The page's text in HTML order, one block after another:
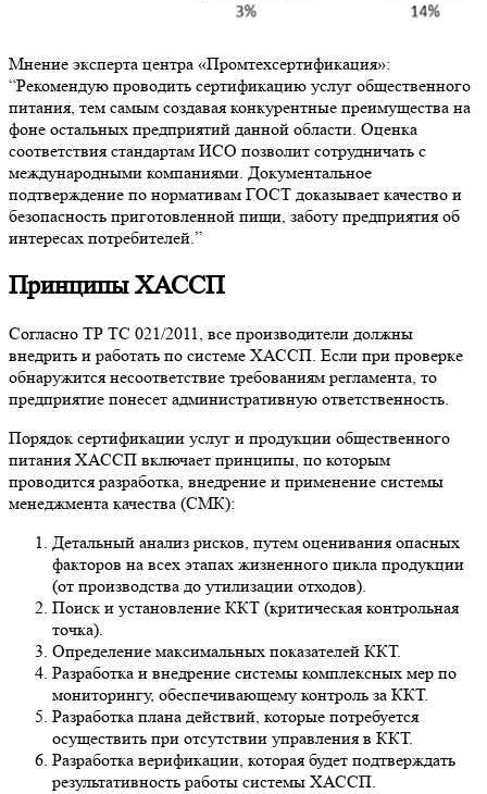
Мнение эксперта центра «Промтехсертификация»:
“Рекомендую проводить сертификацию услуг общественного
питания, тем самым создавая конкурентные преимущества на
фоне остальных предприятий данной области. Оценка
соответствия стандартам ИСО позволит сотрудничать с
международными компаниями. Документальное
подтверждение по нормативам ГОСТ доказывает качество и
безопасность приготовленной пищи, заботу предприятия об
интересах потребителей.”
Принципы ХАССП
Согласно ТР ТС 021/2011, все производители должны
внедрить и работать по системе ХАССП. Если при проверке
обнаружится несоответствие требованиям регламента, то
предприятие понесет административную ответственность.
Порядок сертификации услуг и продукции общественного
питания ХАССП включает принципы, по которым
проводится разработка, внедрение и применение системы
менеджмента качества (СМК):
Детальный анализ рисков, путем оценивания опасных
факторов на всех этапах жизненного цикла продукции
(от производства до утилизации отходов).
Поиск и установление ККТ (критическая контрольная
точка).
Определение максимальных показателей ККТ.
Разработка и внедрение системы комплексных мер по
мониторингу, обеспечивающему контроль за ККТ.
Разработка плана действий, которые потребуется
осуществить при отсутствии управления в ККТ.
Разработка верификации, которая будет подтверждать
результативность работы системы ХАССП.